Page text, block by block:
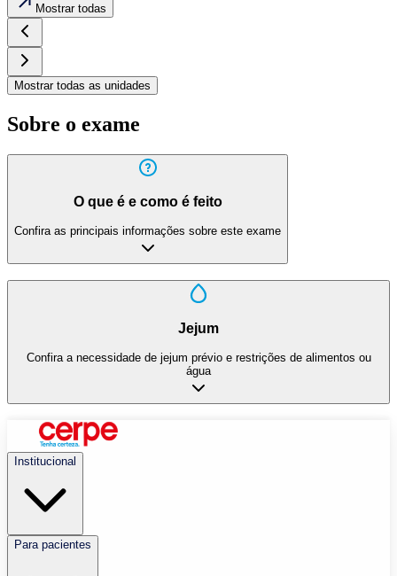
Mostrar todas
Mostrar todas as unidades
Sobre o exame
O que é e como é feito
Confira as principais informações sobre este exame
Jejum
Confira a necessidade de jejum prévio e restrições de alimentos ou
água
Institucional
Para pacientes